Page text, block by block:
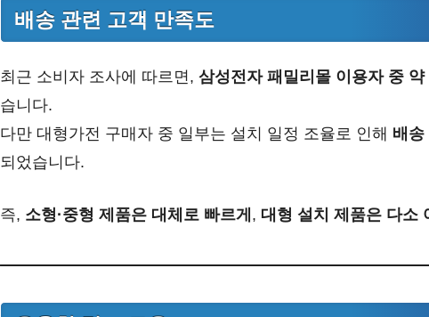
배송 관련 고객 만족도
최근 소비자 조사에 따르면, 삼성전자 패밀리몰 이용자 중
습니다.
다만 대형가전 구매자 중 일부는 설치 일정 조율로 인해 배송
되었습니다.
즉, 소형·중형 제품은 대체로 빠르게 , 대형 설치 제품은 다소